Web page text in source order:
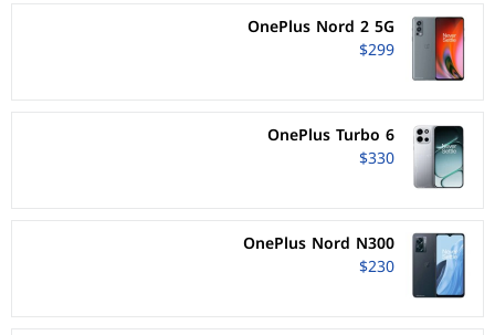
OnePlus Nord 2 5G
$299
OnePlus Turbo 6
$330
OnePlus Nord N300
$230